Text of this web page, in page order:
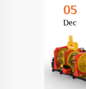
05
Dec